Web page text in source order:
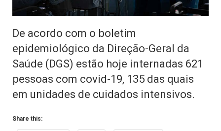
De acordo com o boletim
epidemiológico da Direção-Geral da
Saúde (DGS) estão hoje internadas 621
pessoas com covid-19, 135 das quais
em unidades de cuidados intensivos.
Share this: